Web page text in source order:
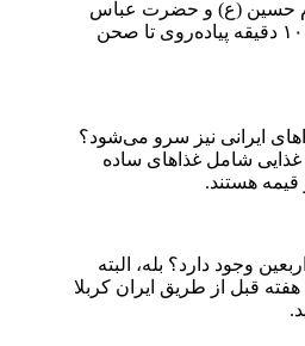
حسین (ع) و حضرت عباس
(ع) چقدر است؟ حدود ۱۰ دقیقه پیاده‌روی تا صحن
ایرانی نیز سرو می‌شود؟
غذایی شامل غذاهای ساده
قیمه هستند.
وجود دارد؟ بله، البته
قبل از طریق ایران کربلا